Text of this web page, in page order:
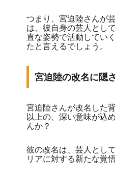
つまり、宮迫陸さんが
は、彼自身の芸人とし
直な姿勢で活動してい
たと言えるでしょう。
宮迫陸の改名に隠
宮迫陸さんが改名した
以上の、深い意味が込
んか？
彼の改名は、芸人とし
リアに対する新たな覚